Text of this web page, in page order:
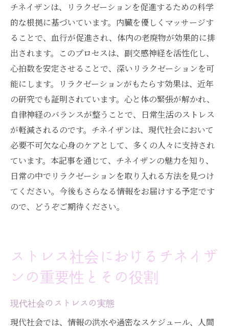
チネイザンは、リラクゼーションを促進するための科学
的な根拠に基づいています。内臓を優しくマッサージす
ることで、血行が促進され、体内の老廃物が効果的に排
出されます。このプロセスは、副交感神経を活性化し、
心拍数を安定させることで、深いリラクゼーションを可
能にします。リラクゼーションがもたらす効果は、近年
の研究でも証明されています。心と体の緊張が解かれ、
自律神経のバランスが整うことで、日常生活のストレス
が軽減されるのです。チネイザンは、現代社会において
必要不可欠な心身のケアとして、多くの人々に支持され
ています。本記事を通じて、チネイザンの魅力を知り、
日常の中でリラクゼーションを取り入れる方法を見つけ
てください。今後もさらなる情報をお届けする予定です
ので、どうぞご期待ください。
ストレス社会におけるチネイザ
ンの重要性とその役割
現代社会のストレスの実態
現代社会では、情報の洪水や過密なスケジュール、人間